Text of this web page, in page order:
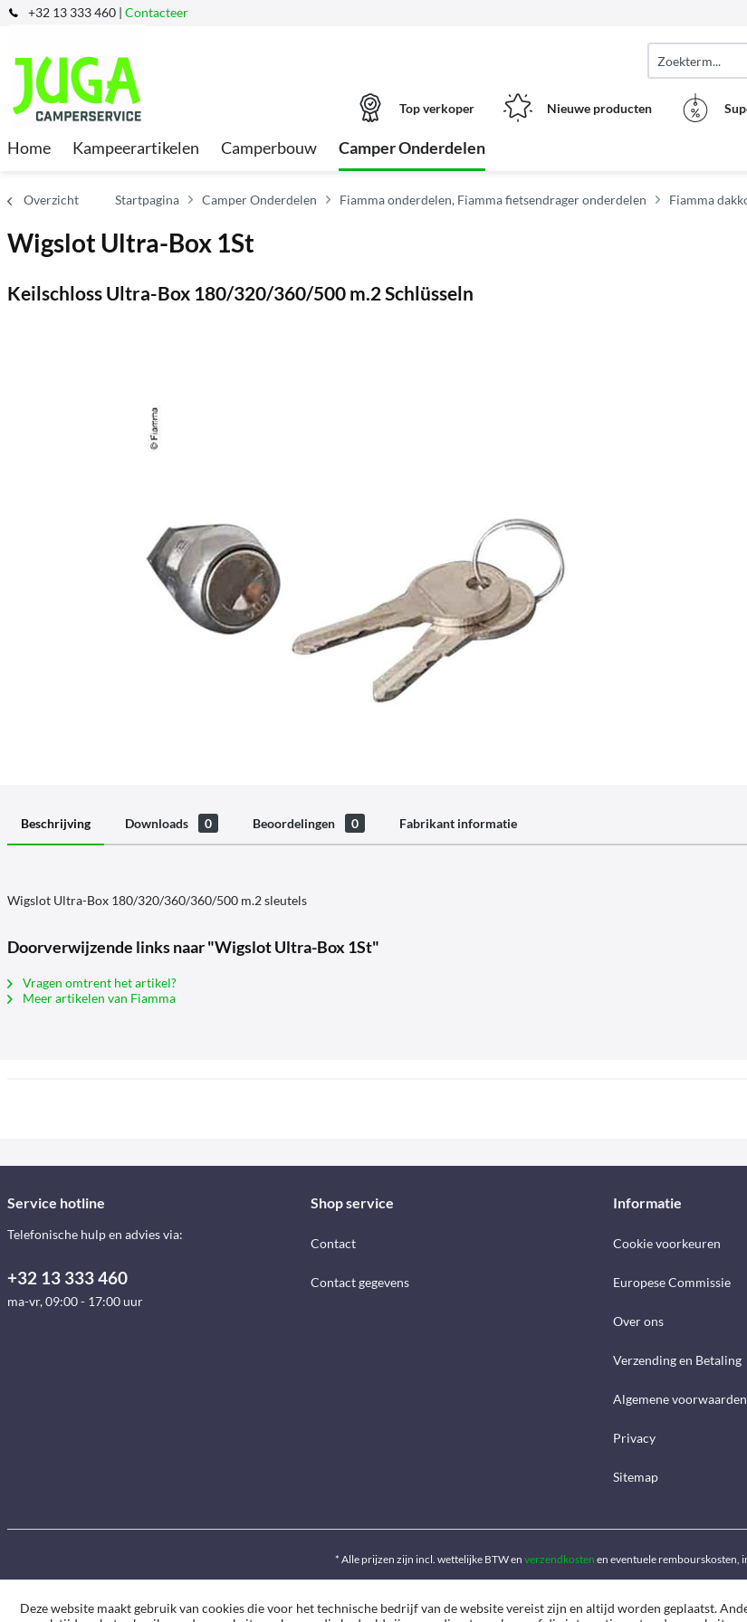
+32 13 333 460 | Contacteer
Top verkoper Nieuwe producten
Home Kampeerartikelen Camperbouw Camper Onderdelen
Overzicht Startpagina Camper Onderdelen Fiamma onderdelen, Fiamma fietsendrager onderdelen Fiamma
Wigslot Ultra-Box 1St
Keilschloss Ultra-Box 180/320/360/500 m.2 Schlüsseln
Beschrijving Downloads 0 Beoordelingen 0 Fabrikant informatie
Wigslot Ultra-Box 180/320/360/360/500 m.2 sleutels
Doorverwijzende links naar "Wigslot Ultra-Box 1St"
Vragen omtrent het artikel?
Meer artikelen van Fiamma
Service hotline
Telefonische hulp en advies via:
+32 13 333 460
ma-vr, 09:00 - 17:00 uur
Shop service
Contact
Contact gegevens
Informatie
Cookie voorkeuren
Europese Commissie
Over ons
Verzending en Betaling
Algemene voorwaarden
Privacy
Sitemap
* Alle prijzen zijn incl. wettelijke BTW en verzendkosten en eventuele rembourskosten,
Deze website maakt gebruik van cookies die voor het technische bedrijf van de website vereist zijn en altijd worden geplaatst.